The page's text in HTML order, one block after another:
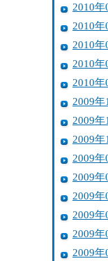
2010年
2010年
2010年
2010年
2010年
2009年
2009年
2009年
2009年
2009年
2009年
2009年
2009年
2009年